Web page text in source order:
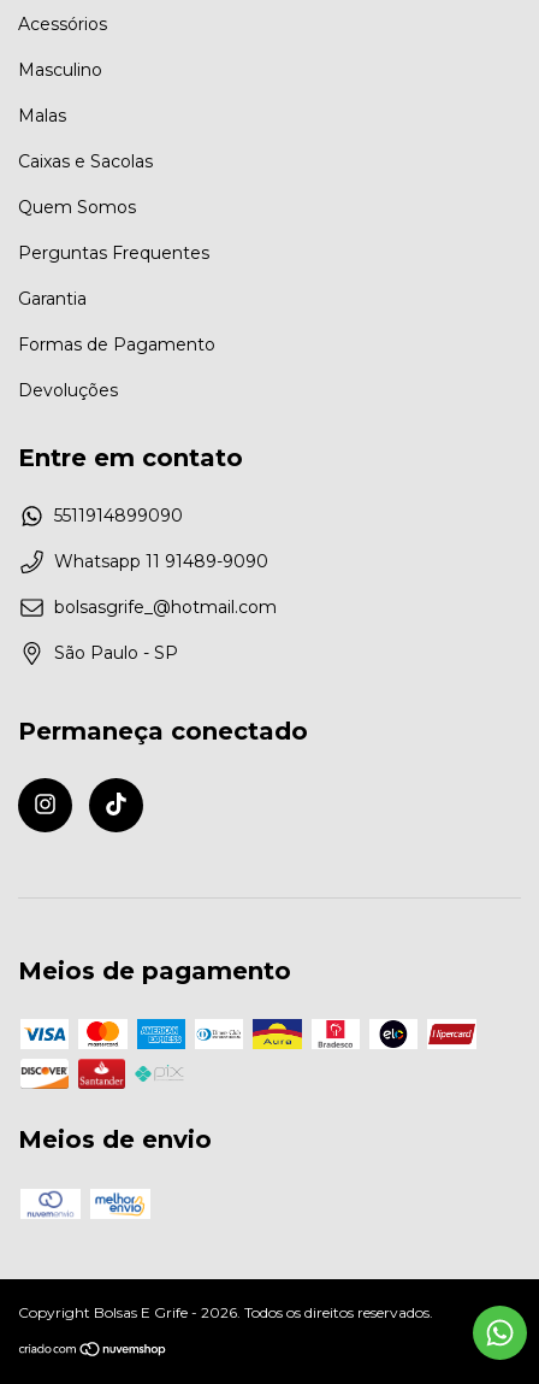
Acessórios
Masculino
Malas
Caixas e Sacolas
Quem Somos
Perguntas Frequentes
Garantia
Formas de Pagamento
Devoluções
Entre em contato
5511914899090
Whatsapp 11 91489-9090
bolsasgrife_@hotmail.com
São Paulo - SP
Permaneça conectado
Meios de pagamento
Meios de envio
Copyright Bolsas E Grife - 2026. Todos os direitos reservados.